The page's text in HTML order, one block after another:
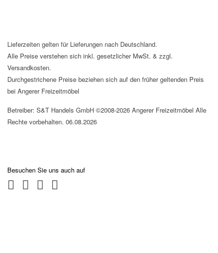
Lieferzeiten gelten für Lieferungen nach Deutschland.
Alle Preise verstehen sich inkl. gesetzlicher MwSt. & zzgl.
Versandkosten.
Durchgestrichene Preise beziehen sich auf den früher geltenden Preis
bei Angerer Freizeitmöbel
Betreiber: S&T Handels GmbH ©2008-2026 Angerer Freizeitmöbel Alle
Rechte vorbehalten. 06.08.2026
Besuchen Sie uns auch auf